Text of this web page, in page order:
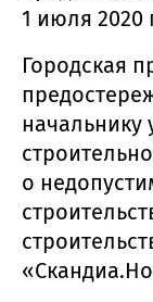
1 июля 2020
Городская
начальнику
о